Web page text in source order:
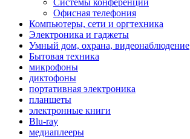
Системы конференций
Офисная телефония
Компьютеры, сети и оргтехника
Электроника и гаджеты
Умный дом, охрана, видеонаблюдение
Бытовая техника
микрофоны
диктофоны
портативная электроника
планшеты
электронные книги
Blu-ray
медиаплееры